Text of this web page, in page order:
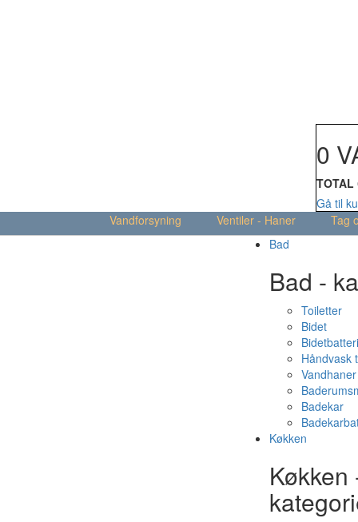
0
TOTAL
Gå til
Vandforsyning
Ventiler - Haner Tag
Bad
Bad -
Toiletter
Bidet
Håndvask
Badekar
Køkken
Køkken